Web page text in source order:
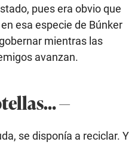
pues era obvio que
esa especie de Búnker
mientras las
avanzan.
—
se disponía a reciclar. Y